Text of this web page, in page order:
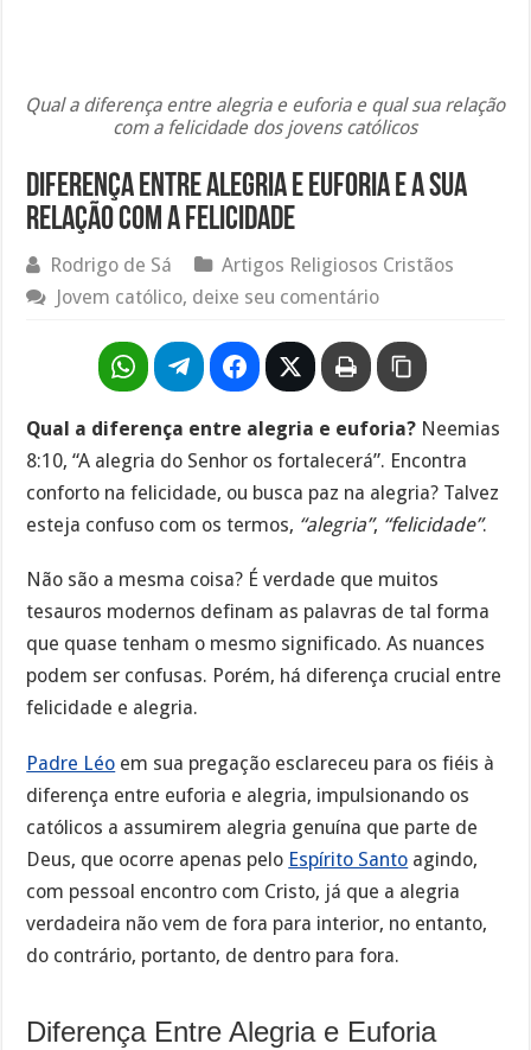
Qual a diferença entre alegria e euforia e qual sua relação
com a felicidade dos jovens católicos
Diferença entre alegria e euforia e a sua
relação com a felicidade
Rodrigo de Sá
Artigos Religiosos Cristãos
Jovem católico, deixe seu comentário
Qual a diferença entre alegria e euforia? Neemias
8:10, “A alegria do Senhor os fortalecerá”. Encontra
conforto na felicidade, ou busca paz na alegria? Talvez
esteja confuso com os termos, “alegria”, “felicidade”.
Não são a mesma coisa? É verdade que muitos
tesauros modernos definam as palavras de tal forma
que quase tenham o mesmo significado. As nuances
podem ser confusas. Porém, há diferença crucial entre
felicidade e alegria.
Padre Léo em sua pregação esclareceu para os fiéis à
diferença entre euforia e alegria, impulsionando os
católicos a assumirem alegria genuína que parte de
Deus, que ocorre apenas pelo Espírito Santo agindo,
com pessoal encontro com Cristo, já que a alegria
verdadeira não vem de fora para interior, no entanto,
do contrário, portanto, de dentro para fora.
Diferença Entre Alegria e Euforia